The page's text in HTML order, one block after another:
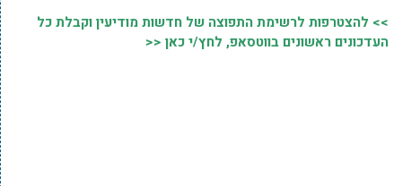
>> להצטרפות לרשימת התפוצה של חדשות מודיעין וקבלת כל
העדכונים ראשונים בווטסאפ, לחץ/י כאן <<